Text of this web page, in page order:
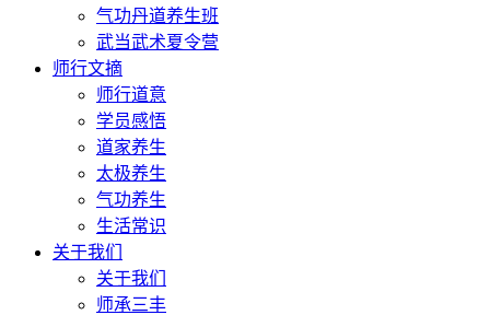
气功丹道养生班
武当武术夏令营
师行文摘
师行道意
学员感悟
道家养生
太极养生
气功养生
生活常识
关于我们
关于我们
师承三丰